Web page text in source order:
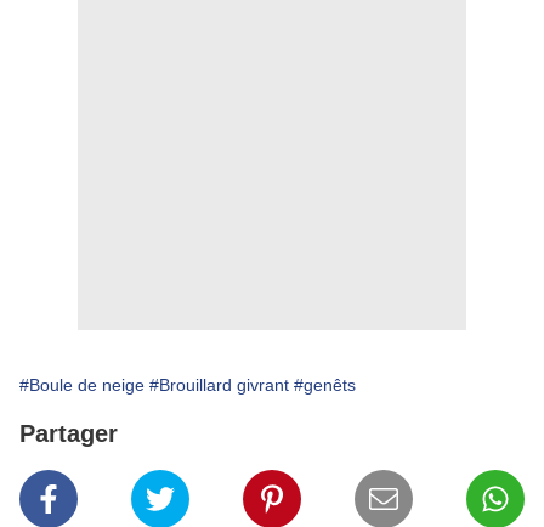
#Boule de neige #Brouillard givrant #genêts
Partager